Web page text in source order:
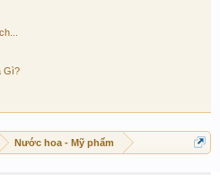
Gì?
Nước hoa - Mỹ phẩm